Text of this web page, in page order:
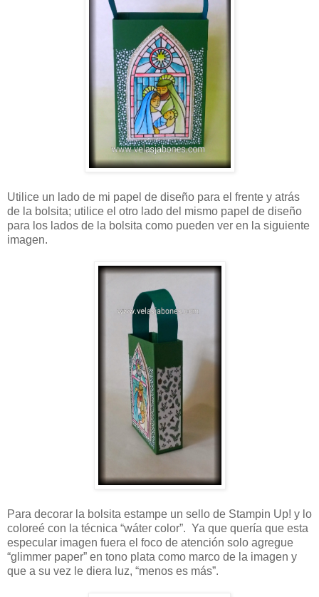
Utilice un lado de mi papel de diseño para el frente y atrás
de la bolsita; utilice el otro lado del mismo papel de diseño
para los lados de la bolsita como pueden ver en la siguiente
imagen.
Para decorar la bolsita estampe un sello de Stampin Up! y lo
coloreé con la técnica “wáter color”. Ya que quería que esta
especular imagen fuera el foco de atención solo agregue
“glimmer paper” en tono plata como marco de la imagen y
que a su vez le diera luz, “menos es más”.